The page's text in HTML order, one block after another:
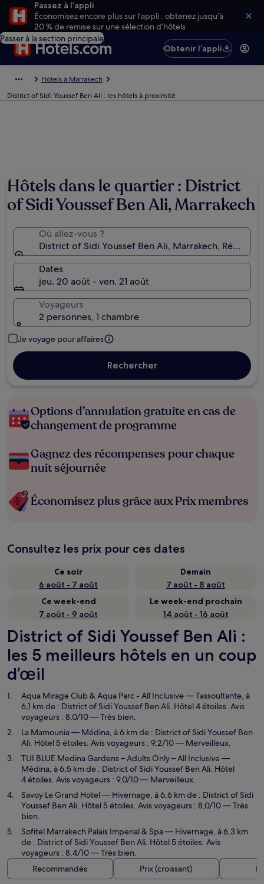
Passez à l’appli
Économisez encore plus sur l’appli : obtenez jusqu’à
20 % de remise sur une sélection d’hôtels
Passer à la section principale
Obtenir l’appli
Hôtels à Marrakech
District of Sidi Youssef Ben Ali : les hôtels à proximité
Hôtels dans le quartier : District
of Sidi Youssef Ben Ali, Marrakech
Où allez-vous ?
District of Sidi Youssef Ben Ali, Marrakech, Région
Dates
jeu. 20 août - ven. 21 août
Voyageurs
2 personnes, 1 chambre
Je voyage pour affaires
Rechercher
Options d’annulation gratuite en cas de
changement de programme
Gagnez des récompenses pour chaque
nuit séjournée
Économisez plus grâce aux Prix membres
Consultez les prix pour ces dates
Ce soir
6 août - 7 août
Demain
7 août - 8 août
Ce week-end
7 août - 9 août
Le week-end prochain
14 août - 16 août
District of Sidi Youssef Ben Ali :
les 5 meilleurs hôtels en un coup
d’œil
Aqua Mirage Club & Aqua Parc - All Inclusive— Tassoultante, à
6,1 km de : District of Sidi Youssef Ben Ali. Hôtel 4 étoiles. Avis
voyageurs : 8,0/10 — Très bien.
La Mamounia— Médina, à 6 km de : District of Sidi Youssef Ben
Ali. Hôtel 5 étoiles. Avis voyageurs : 9,2/10 — Merveilleux.
TUI BLUE Medina Gardens – Adults Only – All Inclusive—
Médina, à 6,5 km de : District of Sidi Youssef Ben Ali. Hôtel
4 étoiles. Avis voyageurs : 9,0/10 — Merveilleux.
Savoy Le Grand Hotel— Hivernage, à 6,6 km de : District of Sidi
Youssef Ben Ali. Hôtel 5 étoiles. Avis voyageurs : 8,0/10 — Très
bien.
Sofitel Marrakech Palais Imperial & Spa— Hivernage, à 6,3 km
de : District of Sidi Youssef Ben Ali. Hôtel 5 étoiles. Avis
voyageurs : 8,4/10 — Très bien.
Recommandés
Prix (croissant)